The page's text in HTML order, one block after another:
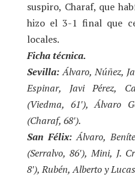
suspiro, Charaf, que
hizo el 3-1 final que
locales.
Ficha técnica.
Sevilla:Álvaro, Núñez,
Espinar, Javi Pérez,
(Viedma, 61′), Álvaro
(Charaf, 68′).
San Félix:Álvaro,
(Serralvo, 86′), Mini, J.
8′), Rubén, Alberto y